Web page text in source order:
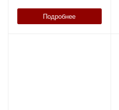
Подробнее